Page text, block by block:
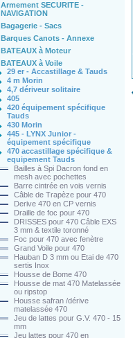
Armement SECURITE -
NAVIGATION
Bagagerie - Sacs
Barques Canots - Annexe
BATEAUX à Moteur
BATEAUX à Voile
29 er - Accastillage & Tauds
4 m Morin
4,7 dériveur solitaire
405
420 équipement spécifique
Tauds
430 Morin
445 - LYNX Junior -
équipement spécifique
470 accastillage spécifique &
equipement Tauds
Bailles à Spi Dacron fond en
mesh avec pochettes
Barre cintrée en vois vernis
Câble de Trapèze pour 470
Derive 470 en CP vernis
Draille de foc pour 470
DRISSES pour 470 Câble EXS
3 mm & textile toronné
Foc pour 470 avec fenètre
Grand Voile pour 470
Hauban D 3 mm ou Etai de 470
sertis Inox
Housse de Bome 470
Housse de mat 470 Matelassée
ou ripstop
Housse safran /dérive
matelassée 470
Jeu de lattes pour G.V. 470 - 15
mm
Jeu lattes pour 470 en